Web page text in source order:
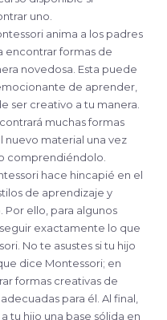
uno.
anima a los padres
encontrar formas de
novedosa. Esta puede
de aprender,
ser creativo a tu manera.
muchas formas
nuevo material una vez
comprendiéndolo.
hace hincapié en el
de aprendizaje y
ello, para algunos
exactamente lo que
No te asustes si tu hijo
dice Montessori; en
formas creativas de
para él. Al final,
tu hijo una base sólida en